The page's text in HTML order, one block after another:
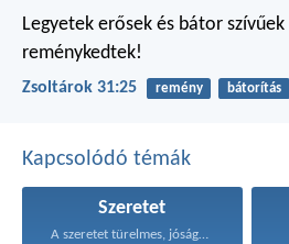
Legyetek erősek és bátor szívűek
reménykedtek!
Zsoltárok 31:25 remény bátorítás
Kapcsolódó témák
Szeretet
A szeretet türelmes, jóságos...